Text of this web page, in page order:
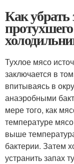
Как убрать
Тухлое мясо
заключается в
впитываясь в
анаэробными
мере того, как
температуре
выше
бактерии. Затем
устранить запах